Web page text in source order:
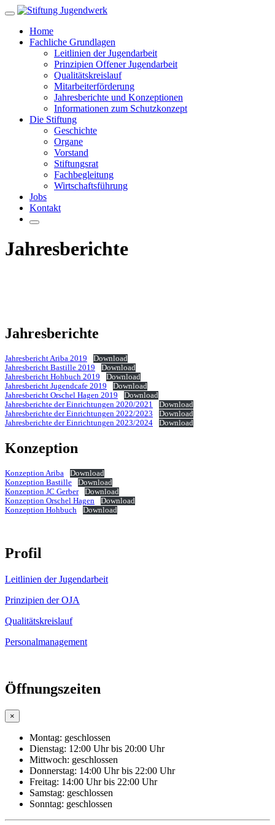
Zum
springenHome
Fachliche Grundlagen
Leitlinien der Jugendarbeit
Prinzipien Offener Jugendarbeit
Qualitätskreislauf
Mitarbeiterförderung
Jahresberichte und Konzeptionen
Informationen zum Schutzkonzept
Die Stiftung
Geschichte
Organe
Vorstand
Stiftungsrat
Fachbegleitung
Wirtschaftsführung
Jobs
Kontakt
Jahresberichte
Jahresberichte
Jahresbericht Ariba 2019
Download
Jahresbericht Bastille 2019
Download
Jahresbericht Hohbuch 2019
Download
Jahresbericht Jugendcafe 2019
Download
Jahresbericht Orschel Hagen 2019
Download
Jahresberichte der Einrichtungen 2020/2021
Download
Jahresberichte der Einrichtungen 2022/2023
Download
Jahresberichte der Einrichtungen 2023/2024
Download
Konzeption
Konzeption Ariba
Download
Konzeption Bastille
Download
Konzeption JC Gerber
Download
Konzeption Orschel Hagen
Download
Konzeption Hohbuch
Download
Profil
Leitlinien der Jugendarbeit
Prinzipien der OJA
Qualitätskreislauf
Personalmanagement
Öffnungszeiten
×
Montag: geschlossen
Dienstag: 12:00 Uhr bis 20:00 Uhr
Mittwoch: geschlossen
Donnerstag: 14:00 Uhr bis 22:00 Uhr
Freitag: 14:00 Uhr bis 22:00 Uhr
Samstag: geschlossen
Sonntag: geschlossen